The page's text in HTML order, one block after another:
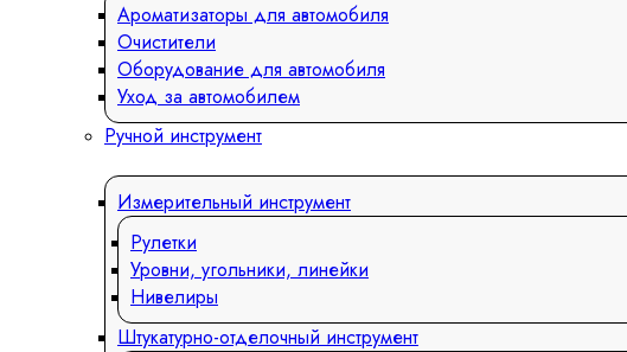
Ароматизаторы для автомобиля
Очистители
Оборудование для автомобиля
Уход за автомобилем
Ручной инструмент
Измерительный инструмент
Рулетки
Уровни, угольники, линейки
Нивелиры
Штукатурно-отделочный инструмент